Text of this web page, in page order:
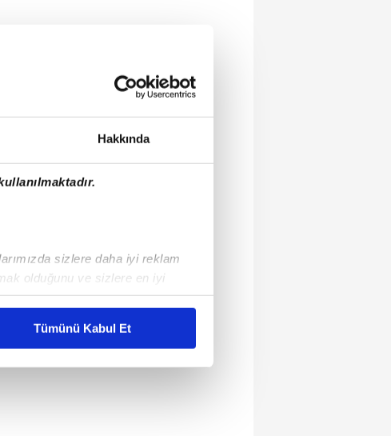
Hakkında
sizlere daha iyi reklam
olduğunu ve sizlere en iyi
maliyetlerimizi karşılamak
Tümünü Kabul Et